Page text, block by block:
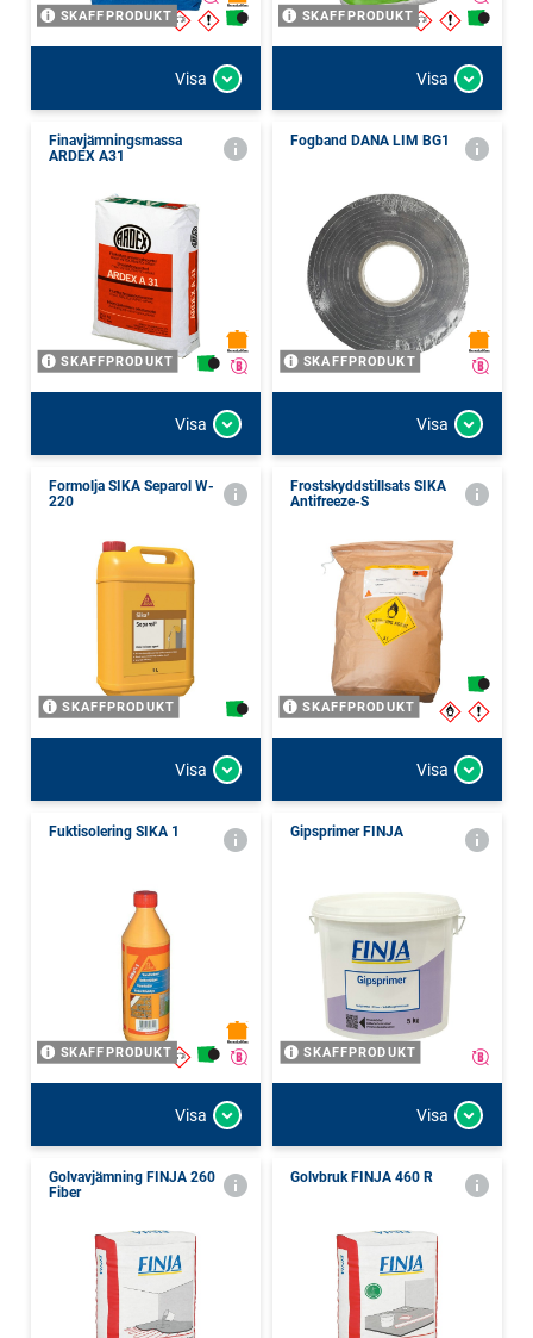
SKAFFPRODUKT
Visa
SKAFFPRODUKT
Visa
Finavjämningsmassa
ARDEX A31
SKAFFPRODUKT
Visa
Fogband DANA LIM BG1
SKAFFPRODUKT
Visa
Formolja SIKA Separol W-
220
SKAFFPRODUKT
Visa
Frostskyddstillsats SIKA
Antifreeze-S
SKAFFPRODUKT
Visa
Fuktisolering SIKA 1
SKAFFPRODUKT
Visa
Gipsprimer FINJA
SKAFFPRODUKT
Visa
Golvavjämning FINJA 260
Fiber
Golvbruk FINJA 460 R